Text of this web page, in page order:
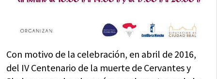
Con motivo de la celebración, en abril de 2016,
del IV Centenario de la muerte de Cervantes y